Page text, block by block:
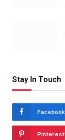
Stay In Touch
Facebook
Pinterest